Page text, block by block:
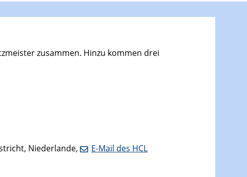
zusammen. Hinzu kommen drei
Niederlande,
E-Mail des HCL